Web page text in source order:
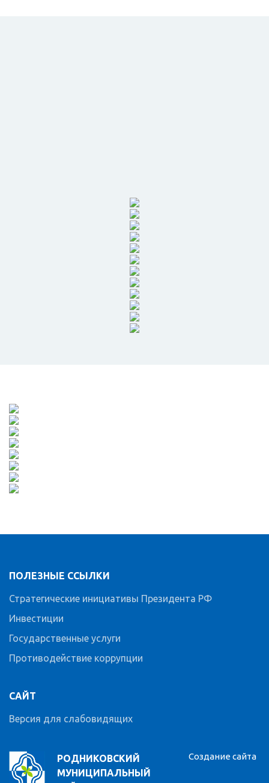
РОДНИКОВСКИЙ
МУНИЦИПАЛЬНЫЙ
ПОЛЕЗНЫЕ ССЫЛКИ
Стратегические инициативы Президента РФ
Инвестиции
Государственные услуги
Противодействие коррупции
САЙТ
Версия для слабовидящих
Создание сайта